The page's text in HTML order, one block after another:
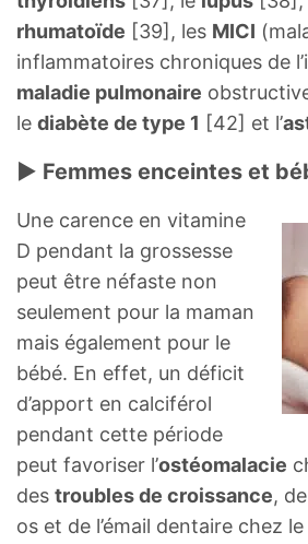
rhumatoïde [39], les MICI
inflammatoires chroniques de
maladie pulmonaire
le diabète de type 1 [42] et l’
► Femmes enceintes et
Une carence en vitamine
D pendant la grossesse
peut être néfaste non
seulement pour la maman
mais également pour le
bébé. En effet, un déficit
d’apport en calciférol
pendant cette période
peut favoriser l’ostéomalacie
des troubles de croissance,
os et de l’émail dentaire chez